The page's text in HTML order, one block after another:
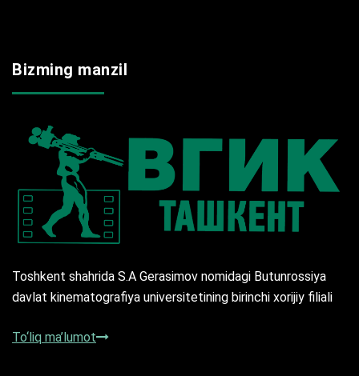
Bizming manzil
Toshkent shahrida S.A Gerasimov nomidagi Butunrossiya
davlat kinematografiya universitetining birinchi xorijiy filiali
To‘liq ma’lumot